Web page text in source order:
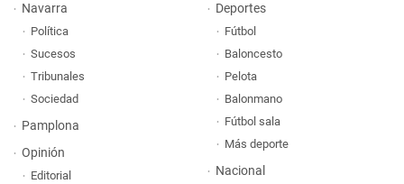
Navarra
Política
Sucesos
Tribunales
Sociedad
Pamplona
Opinión
Editorial
Deportes
Fútbol
Baloncesto
Pelota
Balonmano
Fútbol sala
Más deporte
Nacional